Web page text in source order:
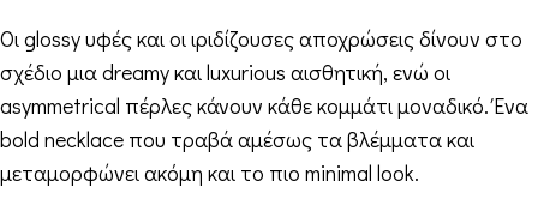
Οι glossy υφές και οι ιριδίζουσες αποχρώσεις δίνουν στο
σχέδιο μια dreamy και luxurious αισθητική, ενώ οι
asymmetrical πέρλες κάνουν κάθε κομμάτι μοναδικό. Ένα
bold necklace που τραβά αμέσως τα βλέμματα και
μεταμορφώνει ακόμη και το πιο minimal look.